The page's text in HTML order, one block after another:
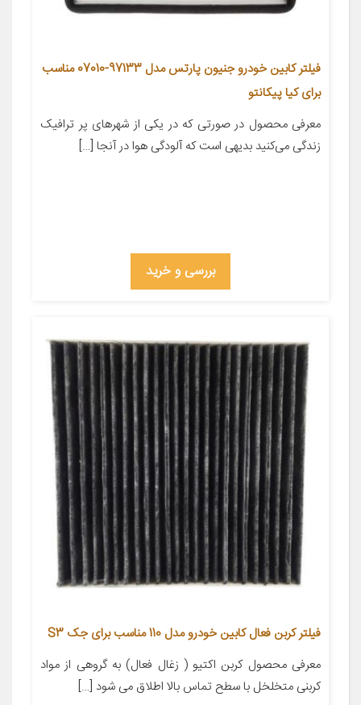
فیلتر کابین خودرو جنیون پارتس مدل 97133-07010 مناسب
برای کیا پیکانتو
معرفی محصول در صورتی که در یکی از شهر‌های پر ترافیک
زندگی می‌کنید بدیهی است که آلودگی هوا در آنجا […]
بررسی و خرید
فیلتر کربن فعال کابین خودرو مدل 110 مناسب برای جک S3
معرفی محصول کربن اکتیو ( زغال فعال) به گروهی از مواد
کربنی متخلخل با سطح تماس بالا اطلاق می شود […]